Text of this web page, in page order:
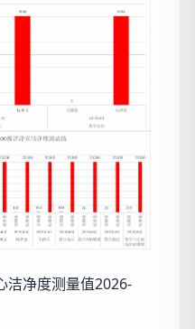
洁净度测量值2026-